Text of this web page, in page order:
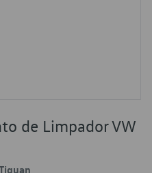
de Limpador VW